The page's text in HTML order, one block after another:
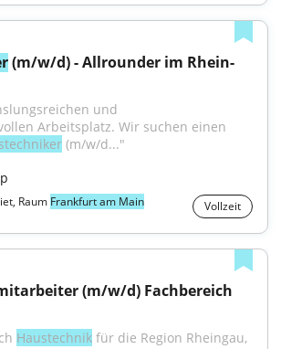
(m/w/d) - Allrounder im Rhein-
und
Arbeitsplatz. Wir suchen einen
(m/w/d..."
Raum Frankfurt am Main Vollzeit
(m/w/d) Fachbereich
Haustechnik für die Region Rheingau,